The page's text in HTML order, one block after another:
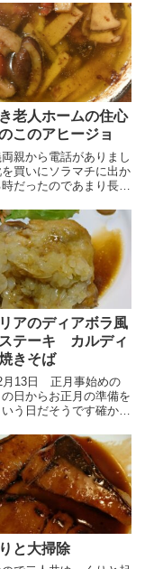
老人ホームの住心
このアヒージョ
親から電話がありまし
買いにソラマチに出か
だったのであまり長く
だ夏の暑さに改めて驚
子でした住んでいた御
ても涼しく都心からだと
温が低かったと思い...
アのディアボラ風
テーキ カルディ
きそば
月13日 正月事始めの
の日からお正月の準備を
う日だそうです確かに
い時期でとても理にかな
す去年は長女の産後の助
掛けていたので慌ただし
の準備も足りないこ...
と大掃除